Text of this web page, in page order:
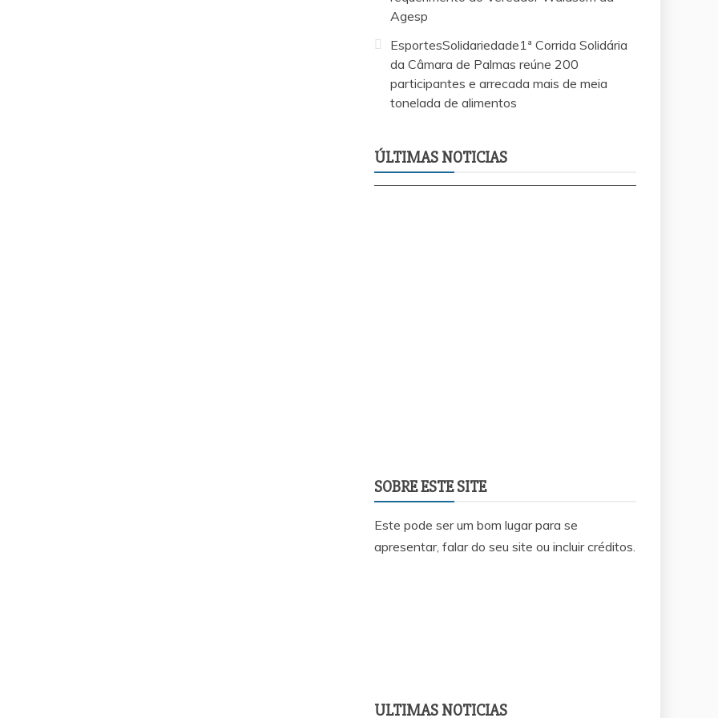
Agesp
EsportesSolidariedade1ª Corrida Solidária
da Câmara de Palmas reúne 200
participantes e arrecada mais de meia
tonelada de alimentos
ÚLTIMAS NOTICIAS
requerimento do Vereador Waldsom da
Agesp
SOBRE ESTE SITE
Este pode ser um bom lugar para se
apresentar, falar do seu site ou incluir créditos.
ULTIMAS NOTICIAS